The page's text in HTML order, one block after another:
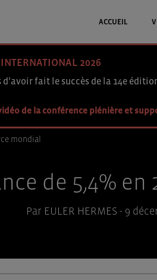
ACCUEIL
2026
fait le succès de la 14e
de la conférence plénière et
mondial
de 5,4%
Par EULER HERMES - 9